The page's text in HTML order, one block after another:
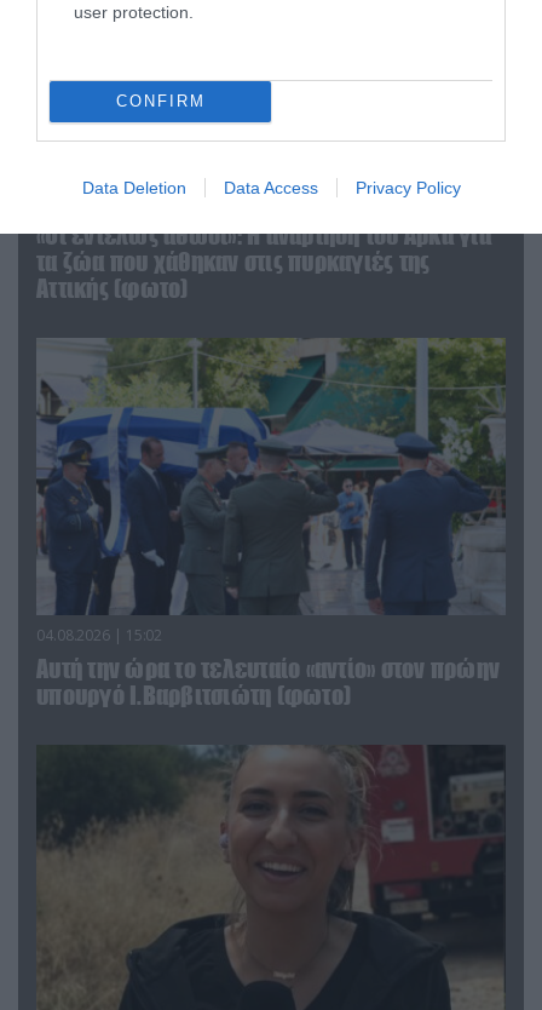
user protection.
CONFIRM
Data Deletion Data Access Privacy Policy
«Οι εντελώς αθώοι»: Η ανάρτηση του Αρκά για
τα ζώα που χάθηκαν στις πυρκαγιές της
Αττικής (φωτο)
04.08.2026 | 15:02
Αυτή την ώρα το τελευταίο «αντίο» στον πρώην
υπουργό Ι.Βαρβιτσιώτη (φωτο)